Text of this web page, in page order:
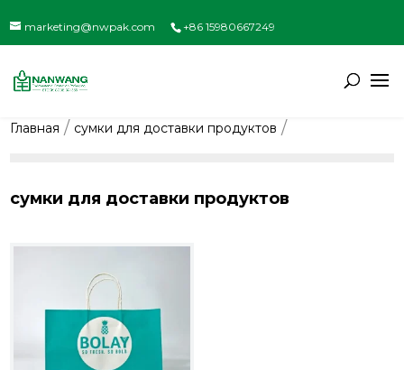
marketing@nwpak.com +86 15980667249
Главная сумки для доставки продуктов
сумки для доставки продуктов